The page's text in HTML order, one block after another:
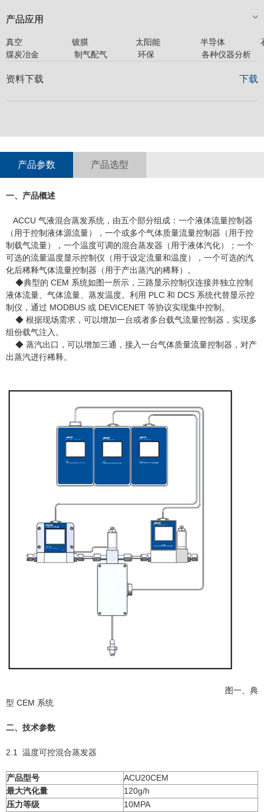
产品应用
真空 镀膜 太阳能 半导体 石油
煤炭冶金 制气配气 环保 各种仪器分析
资料下载 下载
产品参数 产品选型
一、产品概述
ACCU 气液混合蒸发系统，由五个部分组成：一个液体流量控制器
（用于控制液体源流量），一个或多个气体质量流量控制器（用于控
制载气流量），一个温度可调的混合蒸发器（用于液体汽化）；一个
可选的流量温度显示控制仪（用于设定流量和温度），一个可选的汽
化后稀释气体流量控制器（用于产出蒸汽的稀释）。
◆典型的 CEM 系统如图一所示，三路显示控制仪连接并独立控制
液体流量、气体流量、蒸发温度。利用 PLC 和 DCS 系统代替显示控
制仪，通过 MODBUS 或 DEVICENET 等协议实现集中控制。
◆ 根据现场需求，可以增加一台或者多台载气流量控制器，实现多
组份载气注入。
◆ 蒸汽出口，可以增加三通，接入一台气体质量流量控制器，对产
出蒸汽进行稀释。
图一、 典
型 CEM 系统
二、技术参数
2.1 温度可控混合蒸发器
产品型号
ACU20CEM
最大汽化量
120g/h
压力等级
10MPA